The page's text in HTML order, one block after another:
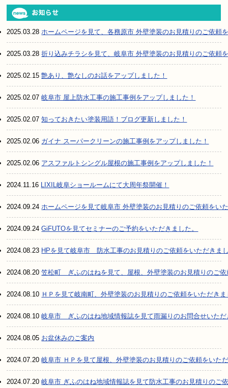
2025.03.28 ホームページを見て、各務原市 外壁塗装のお見積りのご依頼
2025.03.28折り込みチラシを見て、岐阜市 外壁塗装のお見積りのご依頼
2025.02.15艶あり、艶なしのお話をアップしました！
2025.02.07岐阜市 屋上防水工事の施工事例をアップしました！
2025.02.07知っておきたい塗装用語！ブログ更新しました！
2025.02.06 ガイナ スーパークリーンの施工事例をアップしました！
2025.02.06 アスファルトシングル屋根の施工事例をアップしました！
2024.11.16 LIXIL岐阜ショールームにて大周年祭開催！
2024.09.24 ホームページを見て岐阜市 外壁塗装のお見積りのご依頼をい
2024.09.24GiFUTOを見てセミナーのご予約をいただきました。
2024.08.23 HPを見て岐阜市 防水工事のお見積りのご依頼をいただきま
2024.08.20笠松町 ぎふのはねを見て、屋根、外壁塗装のお見積りのご
2024.08.10 ＨＰを見て岐南町、外壁塗装のお見積りのご依頼をいただき
2024.08.10岐阜市 ぎふのはね地域情報誌を見て雨漏りのお問合せいただ
2024.08.05 お盆休みのご案内
2024.07.20岐阜市 ＨＰを見て屋根、外壁塗装のお見積りのご依頼をいた
2024.07.20岐阜市 ぎふのはね地域情報誌を見て防水工事のお見積りのご